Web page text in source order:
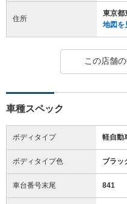
住所
東京都
地図を
この店舗
車種スペック
ボディタイプ 軽自動
ボディタイプ色 ブラッ
車台番号末尾 841